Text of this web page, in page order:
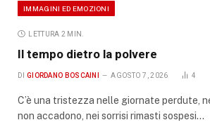
IMMAGINI ED EMOZIONI
LETTURA 2 MIN.
Il tempo dietro la polvere
DI GIORDANO BOSCAINI AGOSTO 7, 2026 4
C’è una tristezza nelle giornate perdute,
non accadono, nei sorrisi rimasti sospesi…